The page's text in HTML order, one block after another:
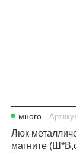
много
Люк
магните